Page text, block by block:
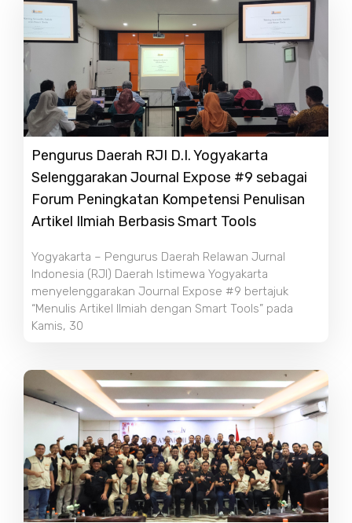
Pengurus Daerah RJI D.I. Yogyakarta
Selenggarakan Journal Expose #9 sebagai
Forum Peningkatan Kompetensi Penulisan
Artikel Ilmiah Berbasis Smart Tools
Yogyakarta – Pengurus Daerah Relawan Jurnal
Indonesia (RJI) Daerah Istimewa Yogyakarta
menyelenggarakan Journal Expose #9 bertajuk
“Menulis Artikel Ilmiah dengan Smart Tools” pada
Kamis, 30